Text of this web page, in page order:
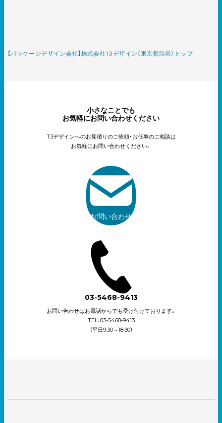
【パッケージデザイン会社】株式会社T3デザイン（東京都渋谷）トップ
小さなことでも
お気軽にお問い合わせください
T3デザインへのお見積りのご依頼・お仕事のご相談は
お気軽にお問い合わせください。
お問い合わせ
03-5468-9413
お問い合わせはお電話からでも受け付けております。
TEL：03-5468-9413
（平日9:30～18:30）